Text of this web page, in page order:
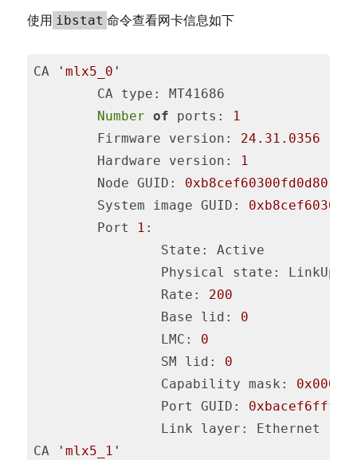
使用 ibstat 命令查看网卡信息如下
CA
'mlx5_0'
        CA type: MT41686
Number
of ports: 1
        Firmware version:
24.31 .0356
        Hardware version:
1
        Node GUID:
0xb8cef60300fd0d80
        System image GUID:
        Port
1 :
                State: Active
                Physical state: LinkUp
Rate : 200
                Base lid:
0
LMC : 0
                SM lid:
0
                Capability mask:
                Port GUID:
                Link layer: Ethernet
CA
'mlx5_1'